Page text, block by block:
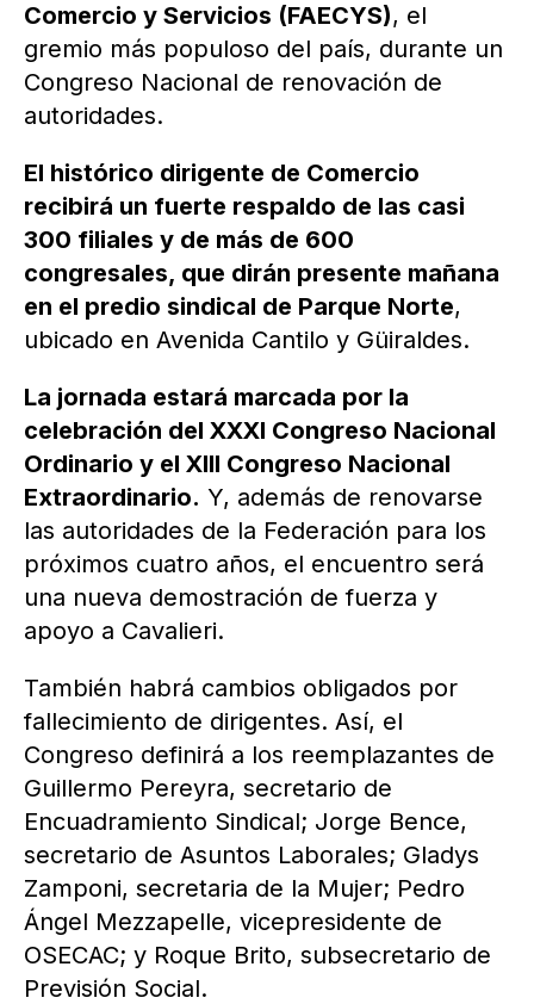
Comercio y Servicios (FAECYS), el
gremio más populoso del país, durante un
Congreso Nacional de renovación de
autoridades.
El histórico dirigente de Comercio
recibirá un fuerte respaldo de las casi
300 filiales y de más de 600
congresales, que dirán presente mañana
en el predio sindical de Parque Norte,
ubicado en Avenida Cantilo y Güiraldes.
La jornada estará marcada por la
celebración del XXXI Congreso Nacional
Ordinario y el XIII Congreso Nacional
Extraordinario. Y, además de renovarse
las autoridades de la Federación para los
próximos cuatro años, el encuentro será
una nueva demostración de fuerza y
apoyo a Cavalieri.
También habrá cambios obligados por
fallecimiento de dirigentes. Así, el
Congreso definirá a los reemplazantes de
Guillermo Pereyra, secretario de
Encuadramiento Sindical; Jorge Bence,
secretario de Asuntos Laborales; Gladys
Zamponi, secretaria de la Mujer; Pedro
Ángel Mezzapelle, vicepresidente de
OSECAC; y Roque Brito, subsecretario de
Previsión Social.